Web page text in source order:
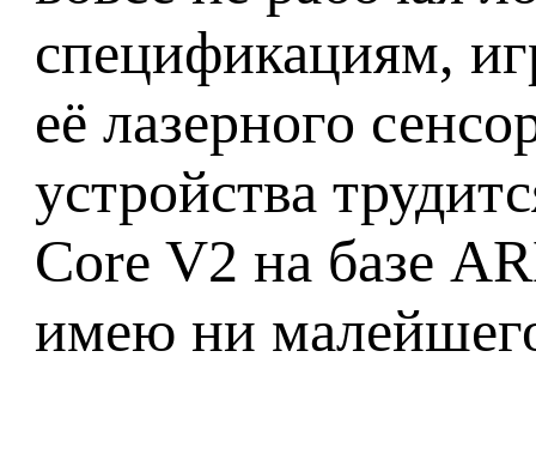
спецификациям,
её лазерного
устройства
Core V2 на базе
имею ни